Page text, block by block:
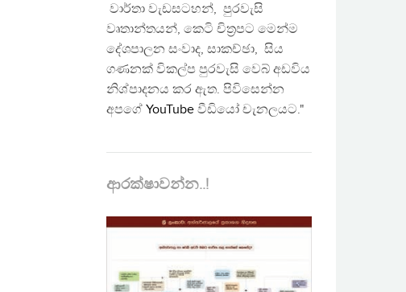
වාර්තා වැඩසටහන්, පුරවැසි
වෘතාන්තයන්, කෙටි චිත්‍රපට මෙන්ම
දේශපාලන සංවාද, සාකච්ඡා, සිය
ගණනක් විකල්ප පුරවැසි වෙබ් අඩවිය
නිශ්පාදනය කර ඇත. පිවිසෙන්න
අපගේ YouTube වීඩියෝ චැනලයට."
ආරක්ෂාවන්න..!